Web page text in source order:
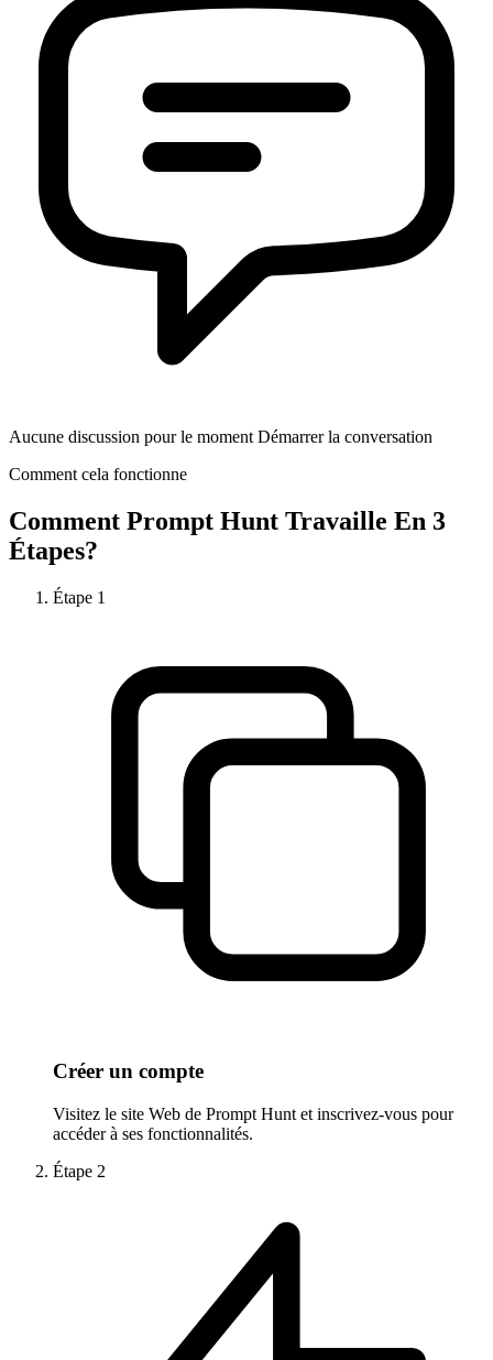
Aucune discussion pour le moment Démarrer la conversation
Comment cela fonctionne
Comment Prompt Hunt Travaille En 3
Étapes?
Étape 1
Créer un compte
Visitez le site Web de Prompt Hunt et inscrivez-vous pour
accéder à ses fonctionnalités.
Étape 2